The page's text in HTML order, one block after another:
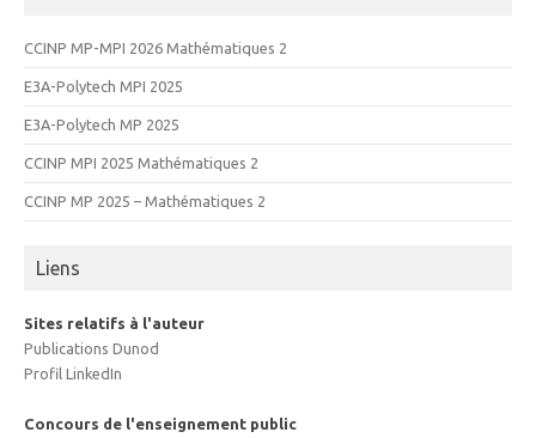
CCINP MP-MPI 2026 Mathématiques 2
E3A-Polytech MPI 2025
E3A-Polytech MP 2025
CCINP MPI 2025 Mathématiques 2
CCINP MP 2025 – Mathématiques 2
Liens
Sites relatifs à l'auteur
Publications Dunod
Profil LinkedIn
Concours de l'enseignement public